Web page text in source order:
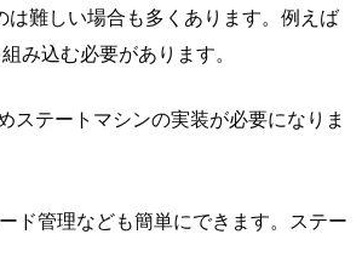
難しい場合も多くあります。例えば
み込む必要があります。
テートマシンの実装が必要になりま
ド管理なども簡単にできます。ステー